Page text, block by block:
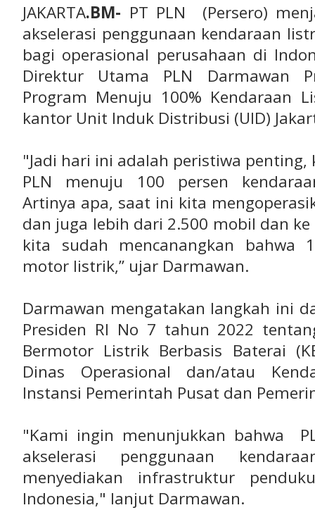
JAKARTA.BM- PT PLN (Persero)
akselerasi penggunaan kendaraan
bagi operasional perusahaan di
Direktur Utama PLN Darmawan
Program Menuju 100% Kendaraan
kantor Unit Induk Distribusi (UID)
"Jadi hari ini adalah peristiwa
PLN menuju 100 persen
Artinya apa, saat ini kita
dan juga lebih dari 2.500 mobil dan
kita sudah mencanangkan bahwa
motor listrik,” ujar Darmawan.
Darmawan mengatakan langkah ini
Presiden RI No 7 tahun 2022
Bermotor Listrik Berbasis Baterai
Dinas Operasional dan/atau
Instansi Pemerintah Pusat dan
"Kami ingin menunjukkan bahwa
akselerasi penggunaan
menyediakan infrastruktur
Indonesia," lanjut Darmawan.